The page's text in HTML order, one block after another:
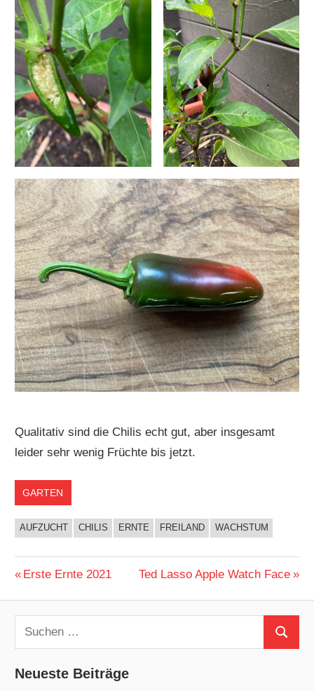
Qualitativ sind die Chilis echt gut, aber insgesamt
leider sehr wenig Früchte bis jetzt.
GARTEN
AUFZUCHT CHILIS ERNTE FREILAND WACHSTUM
Beitragsnavigation
Vorheriger
Erste Ernte 2021
Nächster
Ted Lasso Apple Watch Face
Suchen
nach:
Suchen
Neueste Beiträge